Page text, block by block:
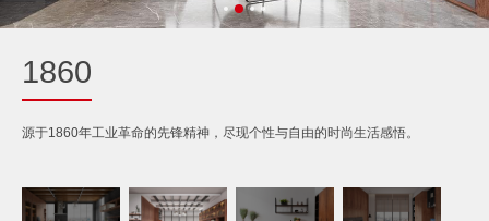
门店查询
防伪查询
服务体系
合作
关于
1860
源于1860年工业革命的先锋精神，尽现个性与自由的时尚生活感悟。